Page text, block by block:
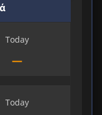
Today
—
Today